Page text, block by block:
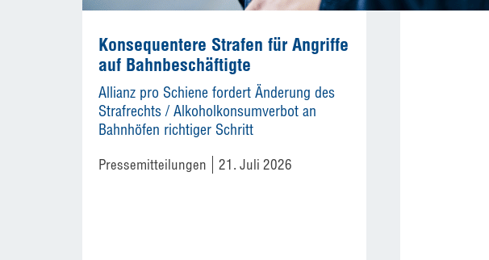
Konsequentere Strafen für Angriffe
auf Bahnbeschäftigte
Allianz pro Schiene fordert Änderung des
Strafrechts / Alkoholkonsumverbot an
Bahnhöfen richtiger Schritt
Pressemitteilungen 21. Juli 2026